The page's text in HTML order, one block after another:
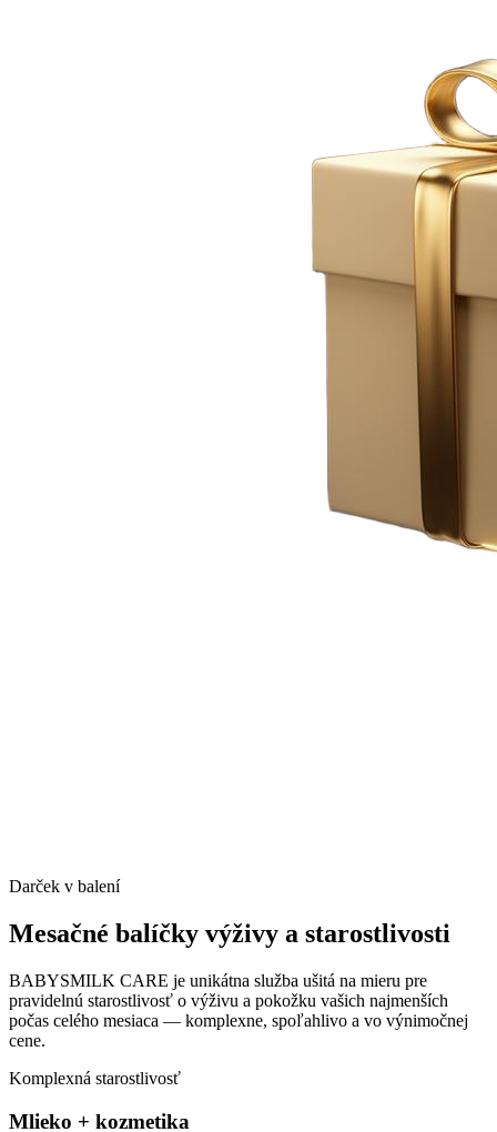
Darček v balení
Mesačné balíčky výživy a starostlivosti
BABYSMILK CARE je unikátna služba ušitá na mieru pre
pravidelnú starostlivosť o výživu a pokožku vašich najmenších
počas celého mesiaca — komplexne, spoľahlivo a vo výnimočnej
cene.
Komplexná starostlivosť
Mlieko + kozmetika